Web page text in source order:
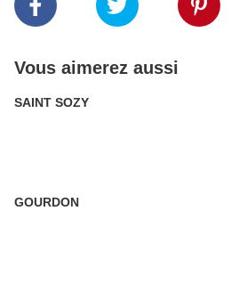
Vous aimerez aussi
SAINT SOZY
GOURDON